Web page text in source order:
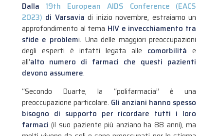
Dalla 19th European AIDS Conference (EACS
2023) di Varsavia di inizio novembre, estraiamo un
approfondimento al tema HIV e invecchiamento tra
sfide e problemi. Una delle maggiori preoccupazioni
degli esperti è infatti legata alle comorbilità e
all’alto numero di farmaci che questi pazienti
devono assumere.
“Secondo Duarte, la “polifarmacia” è una
preoccupazione particolare. Gli anziani hanno spesso
bisogno di supporto per ricordare tutti i loro
farmaci (il suo paziente più anziano ha 88 anni), ma